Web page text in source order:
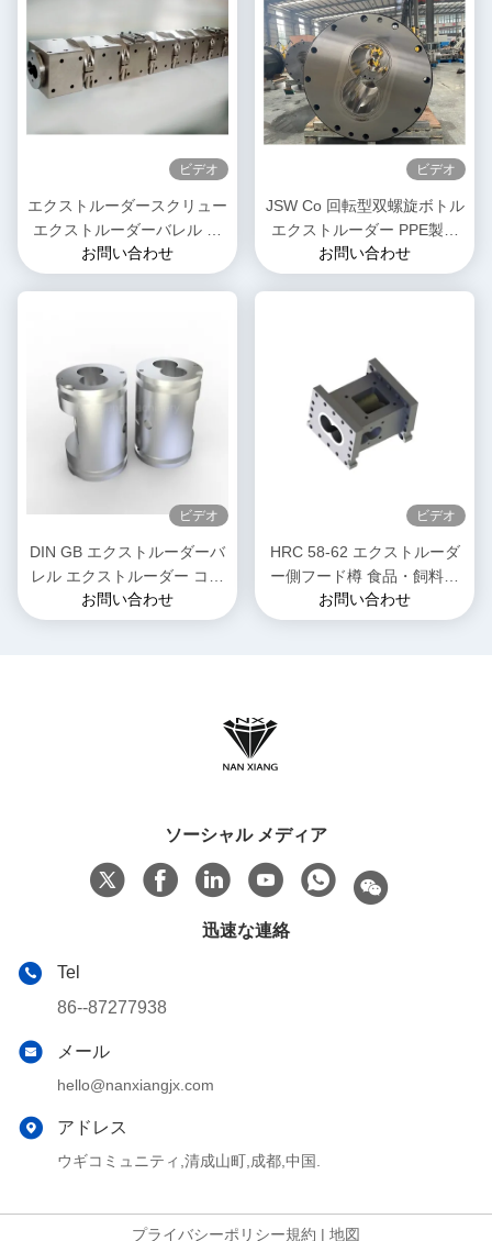
ビデオ
エクストルーダースクリュー
エクストルーダーバレル シ
リンダーユニット 直径
50mm~300mm 長さ3500mm
お問い合わせ
ビデオ
JSW Co 回転型双螺旋ボトル
エクストルーダー PPE製品
のためのコンビボトルスクリ
ューセグメント
お問い合わせ
ビデオ
DIN GB エクストルーダーバ
レル エクストルーダー コン
ビバレル エクストルーショ
ン ツインスクリュー エクス
お問い合わせ
ビデオ
HRC 58-62 エクストルーダ
ー側フード樽 食品・飼料産
業用 磨き
お問い合わせ
ソーシャル メディア
迅速な連絡
Tel
86--87277938
メール
hello@nanxiangjx.com
アドレス
ウギコミュニティ,清成山町,成都,中国.
プライバシーポリシー規約 | 地図